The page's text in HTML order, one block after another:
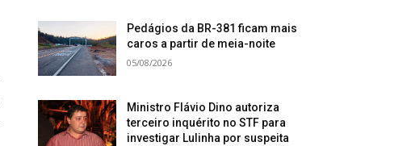
Pedágios da BR-381 ficam mais
caros a partir de meia-noite
05/08/2026
Ministro Flávio Dino autoriza
terceiro inquérito no STF para
investigar Lulinha por suspeita